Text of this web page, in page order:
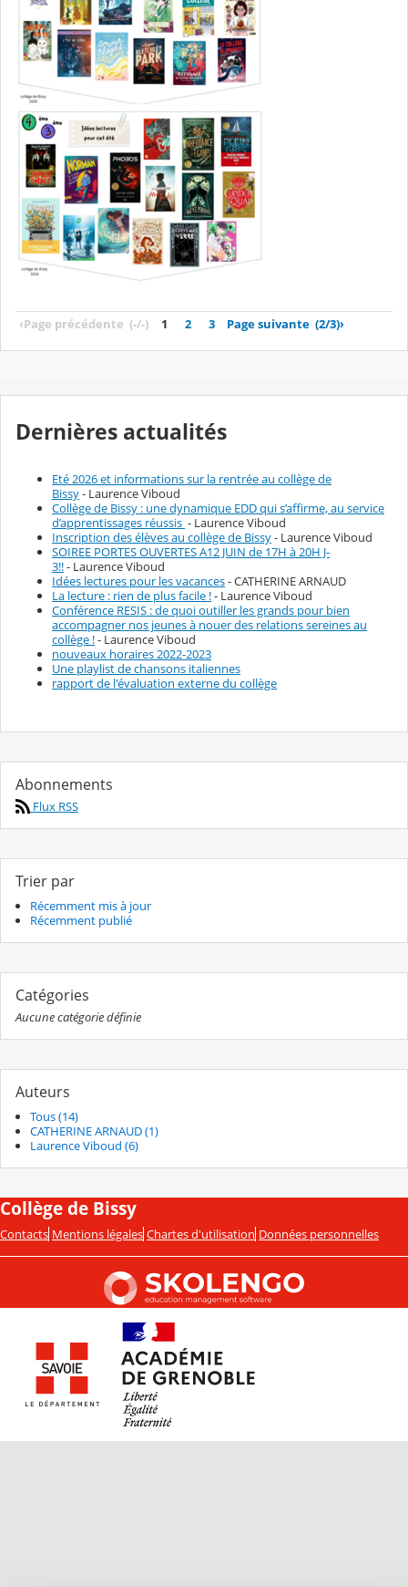
‹Page précédente (-/-) 1 2 3 Page suivante (2/3)›
Dernières actualités
Eté 2026 et informations sur la rentrée au collège de
Bissy- Laurence Viboud
Collège de Bissy : une dynamique EDD qui s’affirme, au service
d’apprentissages réussis - Laurence Viboud
Inscription des élèves au collège de Bissy- Laurence Viboud
SOIREE PORTES OUVERTES A12 JUIN de 17H à 20H J-
3!!- Laurence Viboud
Idées lectures pour les vacances- CATHERINE ARNAUD
La lecture : rien de plus facile !- Laurence Viboud
Conférence RESIS : de quoi outiller les grands pour bien
accompagner nos jeunes à nouer des relations sereines au
collège !- Laurence Viboud
nouveaux horaires 2022-2023
Une playlist de chansons italiennes
rapport de l'évaluation externe du collège
Abonnements
Flux RSS
Trier par
Récemment mis à jour
Récemment publié
Catégories
Aucune catégorie définie
Auteurs
Tous (14)
CATHERINE ARNAUD (1)
Laurence Viboud (6)
Collège de Bissy
Contacts Mentions légales Chartes d'utilisation Données personnelles